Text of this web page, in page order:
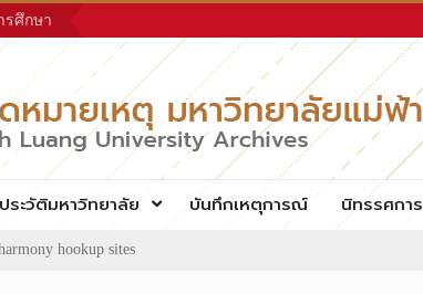
ศึกษา
ระวัติมหาวิทยาลัย บันทึกเหตุการณ์ นิทรรศการ
hookup sites